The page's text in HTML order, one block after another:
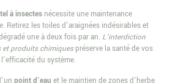
à insectesnécessite une maintenance
Retirez les toiles d’araignées indésirables et
une à deux fois par an. L’interdiction
et produits chimiquespréserve la santé de vos
du système.